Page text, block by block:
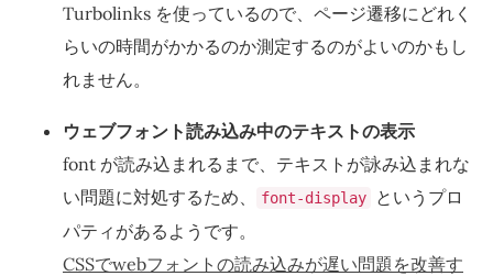
Turbolinks を使っているので、ページ遷移にどれく
らいの時間がかかるのか測定するのがよいのかもし
れません。
ウェブフォント読み込み中のテキストの表示
font が読み込まれるまで、テキストが詠み込まれな
い問題に対処するため、
font-display
というプロ
パティがあるようです。
CSSでwebフォントの読み込みが遅い問題を改善す